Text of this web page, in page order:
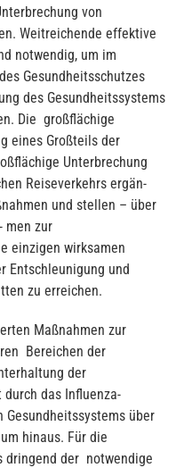
von
Weitreichende effektive
notwendig, um im
Gesundheitsschutzes
des Gesundheitssystems
Die großflächige
eines Großteils der
Unterbrechung
Reiseverkehrs ergän-
und stellen – über
men zur
einzigen wirksamen
Entschleunigung und
zu erreichen.
Maßnahmen zur
Bereichen der
der
das Influenza-
Gesundheitssystems über
hinaus. Für die
dringend der notwendige